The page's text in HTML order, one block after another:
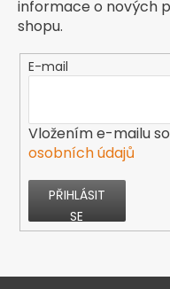
informace o nových
shopu.
E-mail
Vložením e-mailu
osobních údajů
PŘIHLÁSIT
SE